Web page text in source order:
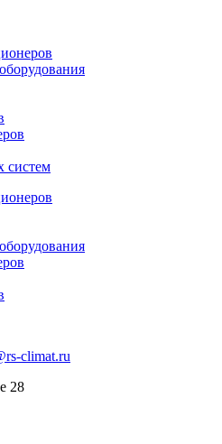
систем
climat.ru
28